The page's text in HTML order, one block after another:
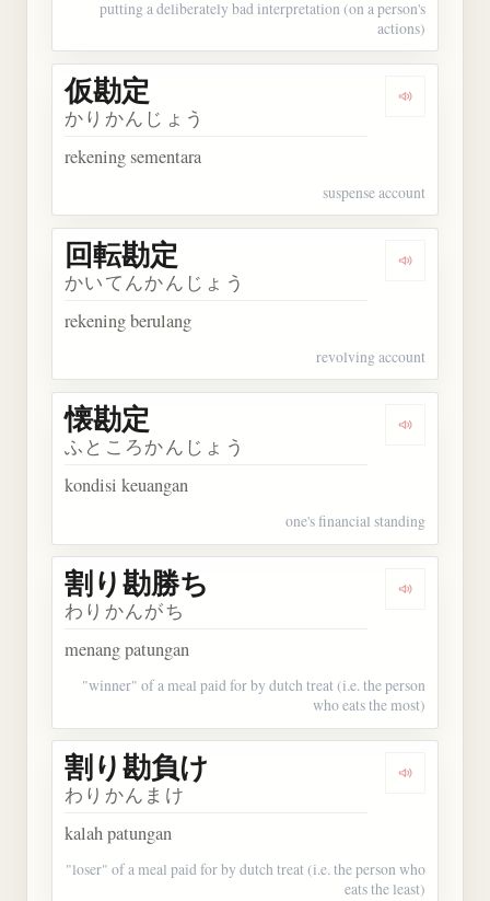
putting a deliberately bad interpretation (on a person's
actions)
Dengarkan
仮勘定
かりかんじょう
rekening sementara
suspense account
Dengarkan
回転勘定
かいてんかんじょう
rekening berulang
revolving account
Dengarkan
懐勘定
ふところかんじょう
kondisi keuangan
one's financial standing
Dengarkan
割り勘勝ち
わりかんがち
menang patungan
"winner" of a meal paid for by dutch treat (i.e. the person
who eats the most)
Dengarkan
割り勘負け
わりかんまけ
kalah patungan
"loser" of a meal paid for by dutch treat (i.e. the person who
eats the least)